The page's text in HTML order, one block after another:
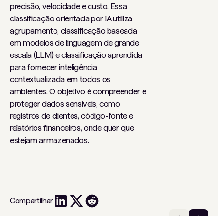
precisão, velocidade e custo. Essa
classificação orientada por IA utiliza
agrupamento, classificação baseada
em modelos de linguagem de grande
escala (LLM) e classificação aprendida
para fornecer inteligência
contextualizada em todos os
ambientes. O objetivo é compreender e
proteger dados sensíveis, como
registros de clientes, código-fonte e
relatórios financeiros, onde quer que
estejam armazenados.
Compartilhar